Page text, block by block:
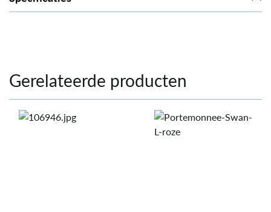
Gerelateerde producten